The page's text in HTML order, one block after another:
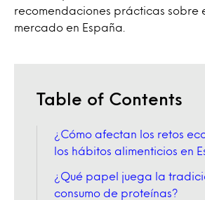
recomendaciones prácticas sobre
mercado en España.
Table of Contents
¿Cómo afectan los retos
los hábitos alimenticios en
¿Qué papel juega la
consumo de proteínas?